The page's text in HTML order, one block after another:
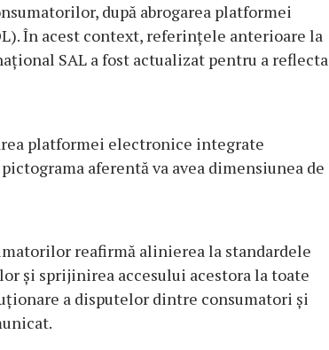
după abrogarea platformei
În acest context, referinţele anterioare la
SAL a fost actualizat pentru a reflecta
platformei electronice integrate
aferentă va avea dimensiunea de
reafirmă alinierea la standardele
şi sprijinirea accesului acestora la toate
a disputelor dintre consumatori şi